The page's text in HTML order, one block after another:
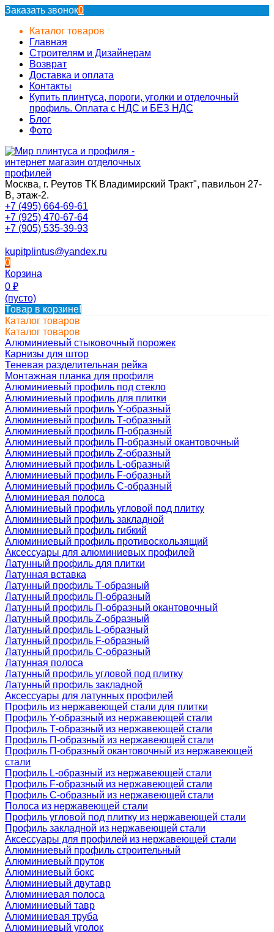
Заказать звонок0
Каталог товаров
Главная
Строителям и Дизайнерам
Возврат
Доставка и оплата
Контакты
Купить плинтуса, пороги, уголки и отделочный
профиль. Оплата с НДС и БЕЗ НДС
Блог
Фото
Москва, г. Реутов ТК Владимирский Тракт", павильон 27-
В, этаж-2.
+7 (495) 664-69-61
+7 (925) 470-67-64
+7 (905) 535-39-93
kupitplintus@yandex.ru
0
Корзина
0 ₽
(пусто)
Товар в корзине!
Каталог товаров
Каталог товаров
Алюминиевый стыковочный порожек
Карнизы для штор
Теневая разделительная рейка
Монтажная планка для профиля
Алюминиевый профиль под стекло
Алюминиевый профиль для плитки
Алюминиевый профиль Y-образный
Алюминиевый профиль Т-образный
Алюминиевый профиль П-образный
Алюминиевый профиль П-образный окантовочный
Алюминиевый профиль Z-образный
Алюминиевый профиль L-образный
Алюминиевый профиль F-образный
Алюминиевый профиль C-образный
Алюминиевая полоса
Алюминиевый профиль угловой под плитку
Алюминиевый профиль закладной
Алюминиевый профиль гибкий
Алюминиевый профиль противоскользящий
Аксессуары для алюминиевых профилей
Латунный профиль для плитки
Латунная вставка
Латунный профиль Т-образный
Латунный профиль П-образный
Латунный профиль П-образный окантовочный
Латунный профиль Z-образный
Латунный профиль L-образный
Латунный профиль F-образный
Латунный профиль C-образный
Латунная полоса
Латунный профиль угловой под плитку
Латунный профиль закладной
Аксессуары для латунных профилей
Профиль из нержавеющей стали для плитки
Профиль Y-образный из нержавеющей стали
Профиль Т-образный из нержавеющей стали
Профиль П-образный из нержавеющей стали
Профиль П-образный окантовочный из нержавеющей
стали
Профиль L-образный из нержавеющей стали
Профиль F-образный из нержавеющей стали
Профиль C-образный из нержавеющей стали
Полоса из нержавеющей стали
Профиль угловой под плитку из нержавеющей стали
Профиль закладной из нержавеющей стали
Аксессуары для профилей из нержавеющей стали
Алюминиевый профиль строительный
Алюминиевый пруток
Алюминиевый бокс
Алюминиевый двутавр
Алюминиевая полоса
Алюминиевый тавр
Алюминиевая труба
Алюминиевый уголок